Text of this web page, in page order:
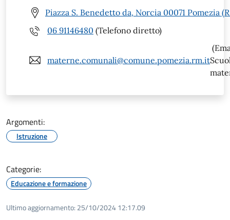
Piazza S. Benedetto da, Norcia 00071 Pomezia
06 91146480 (Telefono diretto)
materne.comunali@comune.pomezia.rm.it
Argomenti:
Istruzione
Categorie:
Educazione e formazione
Ultimo aggiornamento: 25/10/2024 12:17.09